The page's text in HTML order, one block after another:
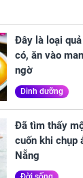
Đây là loại
có, ăn vào
ngờ
Dinh dưỡng
Đã tìm thấy
cuốn khi chụp
Nẵng